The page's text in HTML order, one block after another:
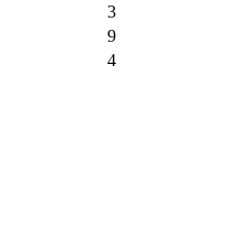
3
9
4